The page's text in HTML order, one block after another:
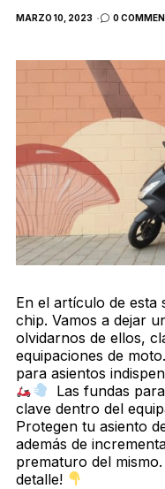
POSTED
MARZO 10, 2023 0
En el artículo de esta
chip. Vamos a dejar
olvidarnos de ellos,
equipaciones de
para asientos
Las fundas
clave dentro del
Protegen tu asiento
además de
prematuro del
detalle!